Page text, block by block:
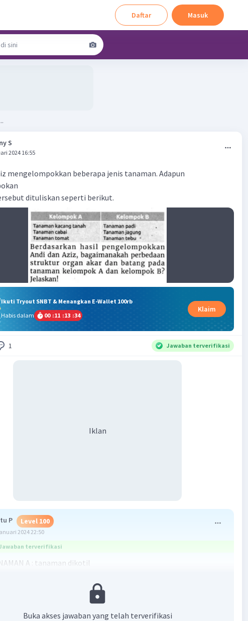
Daftar Masuk
S
2024 16:55
mengelompokkan beberapa jenis tanaman. Adapun
dituliskan seperti berikut.
Ikuti Tryout SNBT & Menangkan E-Wallet 100rb
Habis dalam
00 :11 :13 :33
Klaim
1 Jawaban terverifikasi
Iklan
P Level 100
2024 22:50
terverifikasi
A : tanaman dikotil
B : tanaman monokotil
Buka akses jawaban yang telah terverifikasi